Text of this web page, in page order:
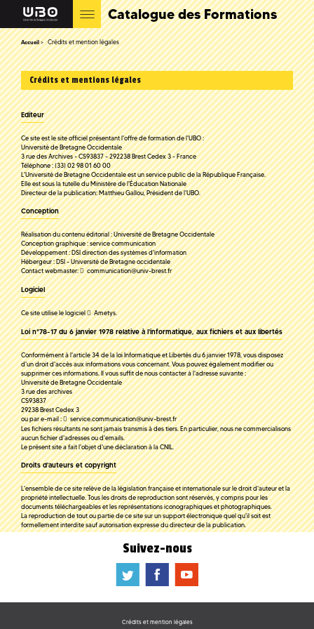
Catalogue des Formations
Accueil Crédits et mention légales
Crédits et mentions légales
Editeur
Ce site est le site officiel présentant l'offre de formation de l'UBO :
Université de Bretagne Occidentale
3 rue des Archives - CS93837 - 292238 Brest Cedex 3 - France
Téléphone : (33) 02 98 01 60 00
L'Université de Bretagne Occidentale est un service public de la République Française.
Elle est sous la tutelle du Ministère de l'Éducation Nationale
Directeur de la publication: Matthieu Gallou, Président de l'UBO.
Conception
Réalisation du contenu éditorial : Université de Bretagne Occidentale
Conception graphique : service communication
Développement : DSI direction des systèmes d'information
Hébergeur : DSI - Université de Bretagne occidentale
Contact webmaster:
communication@univ-brest.fr
Logiciel
Ce site utilise le logiciel Ametys.
Loi n°78-17 du 6 janvier 1978 relative à l'informatique, aux fichiers et aux libertés
Conformément à l'article 34 de la loi Informatique et Libertés du 6 janvier 1978, vous disposez
d'un droit d'accès aux informations vous concernant. Vous pouvez également modifier ou
supprimer ces informations. Il vous suffit de nous contacter à l'adresse suivante :
Université de Bretagne Occidentale
3 rue des archives
CS93837
29238 Brest Cedex 3
ou par e-mail :
service.communication@univ-brest.fr
Les fichiers résultants ne sont jamais transmis à des tiers. En particulier, nous ne commercialisons
aucun fichier d'adresses ou d'emails.
Le présent site a fait l'objet d'une déclaration à la CNIL.
Droits d'auteurs et copyright
L'ensemble de ce site relève de la législation française et internationale sur le droit d'auteur et la
propriété intellectuelle. Tous les droits de reproduction sont réservés, y compris pour les
documents téléchargeables et les représentations iconographiques et photographiques.
La reproduction de tout ou partie de ce site sur un support électronique quel qu'il soit est
formellement interdite sauf autorisation expresse du directeur de la publication.
Suivez-nous
a b f
Crédits et mention légales